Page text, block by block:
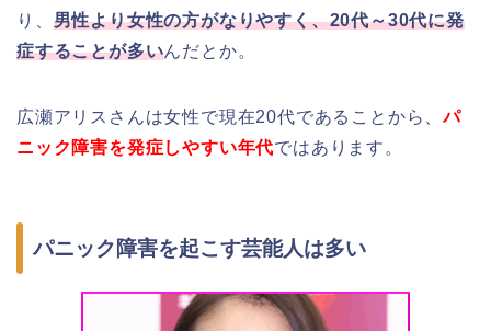
り、 男性より女性の方がなりやすく、20代～30代に発
症することが多いんだとか。
広瀬アリスさんは女性で現在20代であることから、パ
ニック障害を発症しやすい年代ではあります。
パニック障害を起こす芸能人は多い